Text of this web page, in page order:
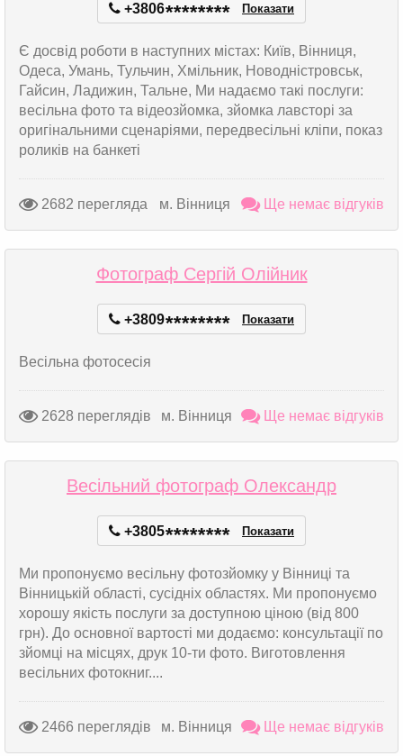
+3806******** Показати
Є досвід роботи в наступних містах: Київ, Вінниця,
Одеса, Умань, Тульчин, Хмільник, Новодністровськ,
Гайсин, Ладижин, Тальне, Ми надаємо такі послуги:
весільна фото та відеозйомка, зйомка лавсторі за
оригінальними сценаріями, передвесільні кліпи, показ
роликів на банкеті
2682 перегляда м. Вінниця Ще немає відгуків
Фотограф Сергій Олійник
+3809******** Показати
Весільна фотосесія
2628 переглядів м. Вінниця Ще немає відгуків
Весільний фотограф Олександр
+3805******** Показати
Ми пропонуємо весільну фотозйомку у Вінниці та
Вінницькій області, сусідніх областях. Ми пропонуємо
хорошу якість послуги за доступною ціною (від 800
грн). До основної вартості ми додаємо: консультації по
зйомці на місцях, друк 10-ти фото. Виготовлення
весільних фотокниг....
2466 переглядів м. Вінниця Ще немає відгуків